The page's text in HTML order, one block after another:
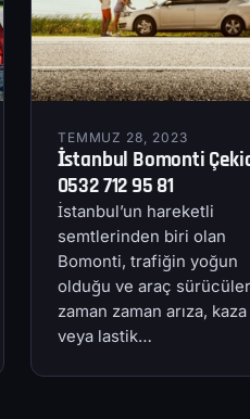
TEMMUZ 28, 2023
İstanbul Bomonti
0532 712 95 81
İstanbul’un hareketli
semtlerinden biri olan
Bomonti, trafiğin yoğun
olduğu ve araç
zaman zaman arıza, kaza
veya lastik…